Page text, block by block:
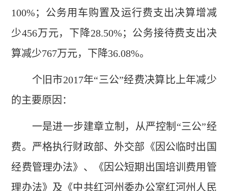
100%；公务用车购置及运行费支出决算增减
少456万元，下降28.50%；公务接待费支出决
算减少767万元，下降36.08%。
个旧市2017年“三公”经费决算比上年减少
的主要原因：
一是进一步建章立制，从严控制“三公”经
费。严格执行财政部、外交部《因公临时出国
经费管理办法》、《因公短期出国培训费用管
理办法》及《中共红河州委办公室红河州人民